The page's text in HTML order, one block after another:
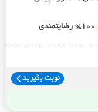
%100 رضایتمندی
نوبت بگیرید